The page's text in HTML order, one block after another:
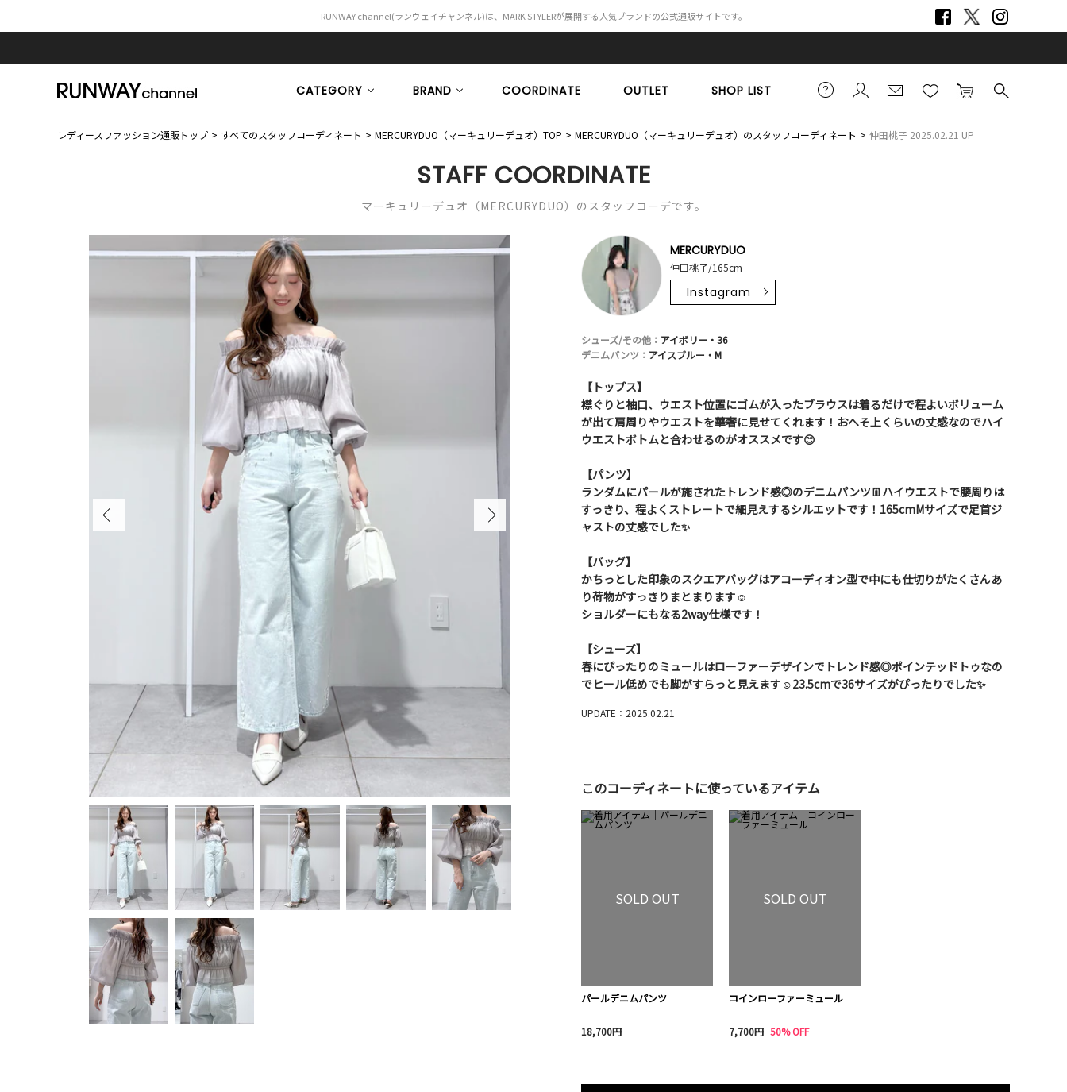
RUNWAY channel(ランウェイチャンネル)は、MARK STYLERが展開する人気ブランドの公式通販サイトです。
CATEGORY BRAND COORDINATE OUTLET SHOP LIST
レディースファッション通販トップ すべてのスタッフコーディネート MERCURYDUO（マーキュリーデュオ）TOP MERCURYDUO（マーキュリーデュオ）のスタッフコーディネート 仲田桃子 2025.02.21 UP
STAFF COORDINATE
マーキュリーデュオ（MERCURYDUO）のスタッフコーデです。
MERCURYDUO
仲田桃子/165cm
Instagram
シューズ/その他： アイボリー・36
デニムパンツ： アイスブルー・M
【トップス】
襟ぐりと袖口、ウエスト位置にゴムが入ったブラウスは着るだけで程よいボリューム
が出て肩周りやウエストを華奢に見せてくれます！おへそ上くらいの丈感なのでハイ
ウエストボトムと合わせるのがオススメです😊
【パンツ】
ランダムにパールが施されたトレンド感◎のデニムパンツ👖ハイウエストで腰周りは
すっきり、程よくストレートで細見えするシルエットです！165cmMサイズで足首ジ
ャストの丈感でした✨
【バッグ】
かちっとした印象のスクエアバッグはアコーディオン型で中にも仕切りがたくさんあ
り荷物がすっきりまとまります☺️
ショルダーにもなる2way仕様です！
【シューズ】
春にぴったりのミュールはローファーデザインでトレンド感◎ポインテッドトゥなの
でヒール低めでも脚がすらっと見えます☺️23.5cmで36サイズがぴったりでした✨
UPDATE：2025.02.21
このコーディネートに使っているアイテム
SOLD OUT
パールデニムパンツ
18,700円
SOLD OUT
コインローファーミュール
7,700円 50% OFF